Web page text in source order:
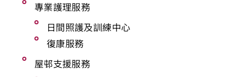
專業護理服務
日間照護及訓練中心
復康服務
屋邨支援服務